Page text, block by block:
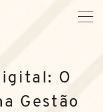
O
Gestão